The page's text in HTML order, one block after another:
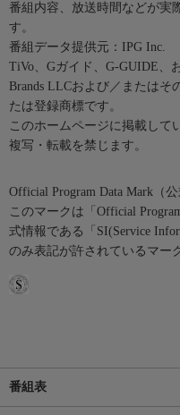
番組内容、放送時間などが実
す。
番組データ提供元：IPG Inc.
TiVo、Gガイド、G-GUIDE、
Brands LLCおよび／またはそ
たは登録商標です。
このホームページに掲載して
複写・転載を禁じます。
Official Program Data Mark（
このマークは「Official
式情報である「SI(Service
のみ表記が許されているマー
番組表